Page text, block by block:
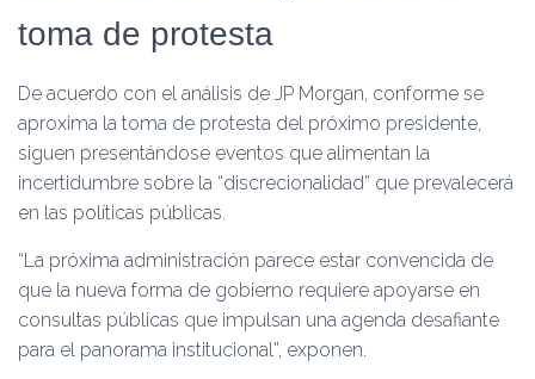
toma de protesta
De acuerdo con el análisis de JP Morgan, conforme se
aproxima la toma de protesta del próximo presidente,
siguen presentándose eventos que alimentan la
incertidumbre sobre la “discrecionalidad” que prevalecerá
en las políticas públicas.
“La próxima administración parece estar convencida de
que la nueva forma de gobierno requiere apoyarse en
consultas públicas que impulsan una agenda desafiante
para el panorama institucional”, exponen.